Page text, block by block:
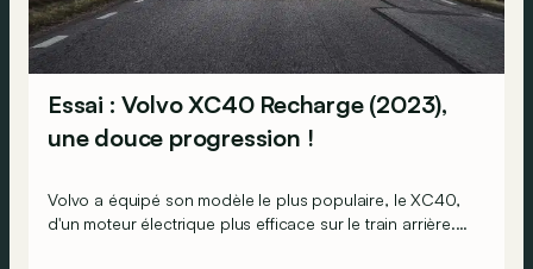
Essai : Volvo XC40 Recharge (2023),
une douce progression !
Volvo a équipé son modèle le plus populaire, le XC40,
d'un moteur électrique plus efficace sur le train arrière.